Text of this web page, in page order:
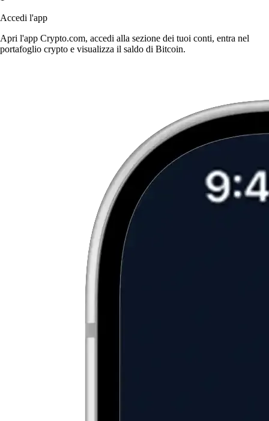
Accedi l'app
Apri l'app Crypto.com, accedi alla sezione dei tuoi conti, entra nel
portafoglio crypto e visualizza il saldo di Bitcoin.